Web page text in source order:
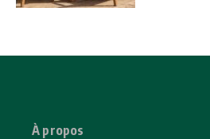
À propos